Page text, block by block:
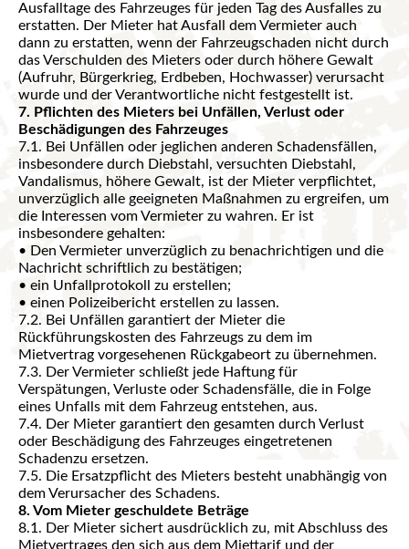
Ausfalltage des Fahrzeuges für jeden Tag des Ausfalles zu
erstatten. Der Mieter hat Ausfall dem Vermieter auch
dann zu erstatten, wenn der Fahrzeugschaden nicht durch
das Verschulden des Mieters oder durch höhere Gewalt
(Aufruhr, Bürgerkrieg, Erdbeben, Hochwasser) verursacht
wurde und der Verantwortliche nicht festgestellt ist.
7. Pflichten des Mieters bei Unfällen, Verlust oder
Beschädigungen des Fahrzeuges
7.1. Bei Unfällen oder jeglichen anderen Schadensfällen,
insbesondere durch Diebstahl, versuchten Diebstahl,
Vandalismus, höhere Gewalt, ist der Mieter verpflichtet,
unverzüglich alle geeigneten Maßnahmen zu ergreifen, um
die Interessen vom Vermieter zu wahren. Er ist
insbesondere gehalten:
• Den Vermieter unverzüglich zu benachrichtigen und die
Nachricht schriftlich zu bestätigen;
• ein Unfallprotokoll zu erstellen;
• einen Polizeibericht erstellen zu lassen.
7.2. Bei Unfällen garantiert der Mieter die
Rückführungskosten des Fahrzeugs zu dem im
Mietvertrag vorgesehenen Rückgabeort zu übernehmen.
7.3. Der Vermieter schließt jede Haftung für
Verspätungen, Verluste oder Schadensfälle, die in Folge
eines Unfalls mit dem Fahrzeug entstehen, aus.
7.4. Der Mieter garantiert den gesamten durch Verlust
oder Beschädigung des Fahrzeuges eingetretenen
Schadenzu ersetzen.
7.5. Die Ersatzpflicht des Mieters besteht unabhängig von
dem Verursacher des Schadens.
8. Vom Mieter geschuldete Beträge
8.1. Der Mieter sichert ausdrücklich zu, mit Abschluss des
Mietvertrages den sich aus dem Miettarif und der